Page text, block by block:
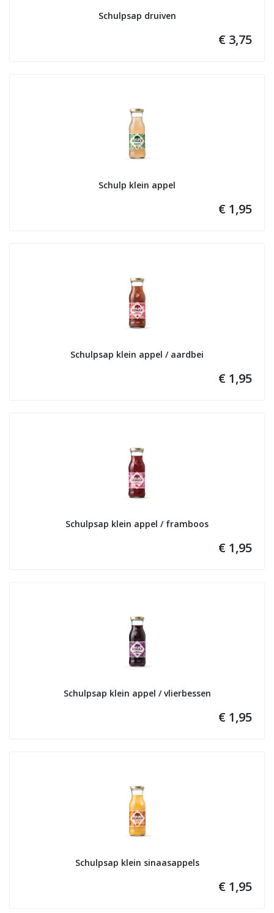
Schulpsap druiven
€ 3,75
Schulp klein appel
€ 1,95
Schulpsap klein appel / aardbei
€ 1,95
Schulpsap klein appel / framboos
€ 1,95
Schulpsap klein appel / vlierbessen
€ 1,95
Schulpsap klein sinaasappels
€ 1,95